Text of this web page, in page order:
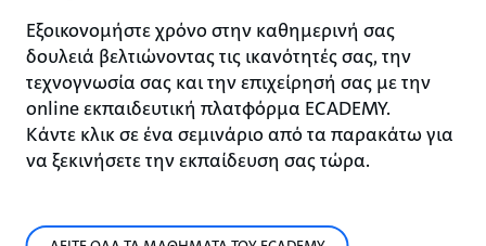
Εξοικονομήστε χρόνο στην καθημερινή σας
δουλειά βελτιώνοντας τις ικανότητές σας, την
τεχνογνωσία σας και την επιχείρησή σας με την
online εκπαιδευτική πλατφόρμα ECADEMY.
Κάντε κλικ σε ένα σεμινάριο από τα παρακάτω για
να ξεκινήσετε την εκπαίδευση σας τώρα.